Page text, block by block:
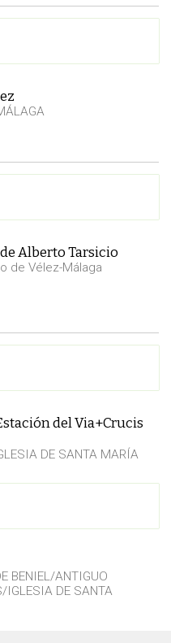
Alberto Tarsicio
de Vélez-Málaga
del Via+Crucis
DE SANTA MARÍA
BENIEL/ANTIGUO
IGLESIA DE SANTA